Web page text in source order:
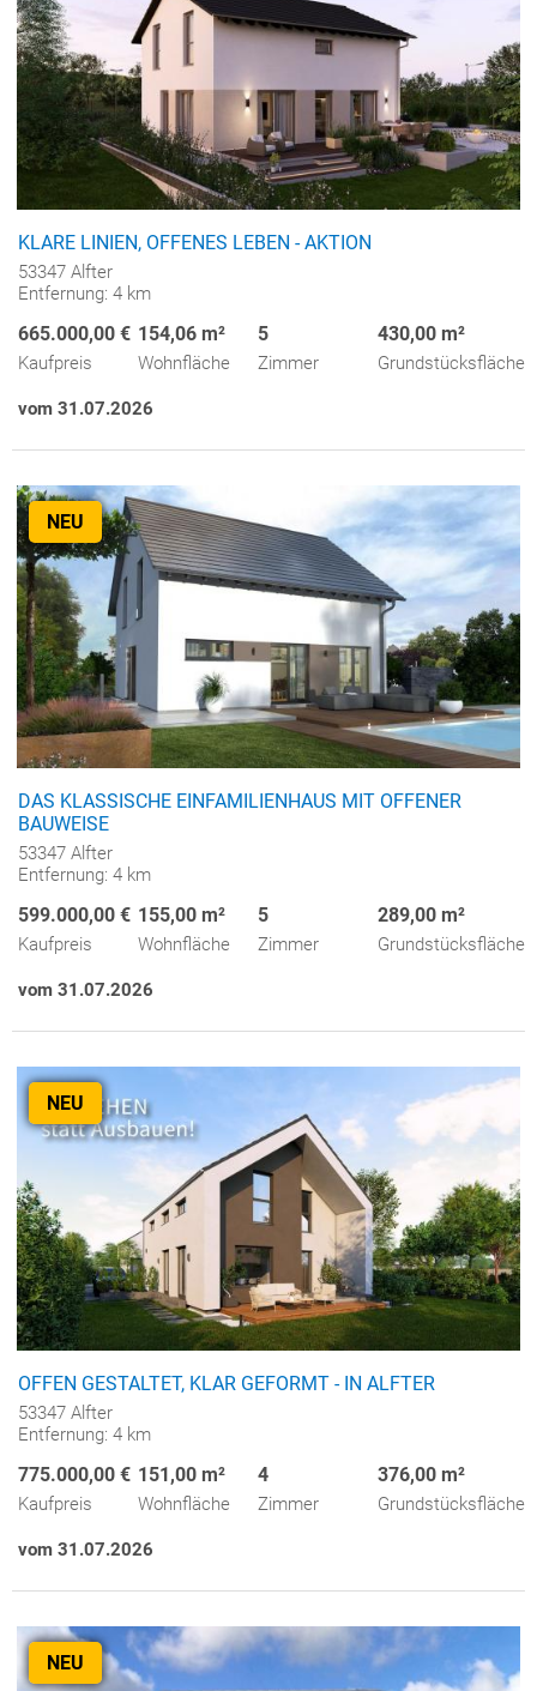
KLARE LINIEN, OFFENES LEBEN - AKTION
53347 Alfter
Entfernung: 4 km
665.000,00 €
Kaufpreis
154,06 m²
Wohnfläche
5
Zimmer
430,00 m²
Grundstücksfläche
vom 31.07.2026
NEU
DAS KLASSISCHE EINFAMILIENHAUS MIT OFFENER
BAUWEISE
53347 Alfter
Entfernung: 4 km
599.000,00 €
Kaufpreis
155,00 m²
Wohnfläche
5
Zimmer
289,00 m²
Grundstücksfläche
vom 31.07.2026
NEU
OFFEN GESTALTET, KLAR GEFORMT - IN ALFTER
53347 Alfter
Entfernung: 4 km
775.000,00 €
Kaufpreis
151,00 m²
Wohnfläche
4
Zimmer
376,00 m²
Grundstücksfläche
vom 31.07.2026
NEU